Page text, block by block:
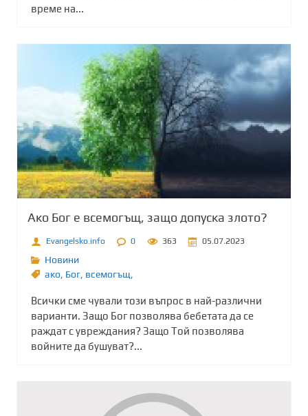
време на...
Ако Бог е всемогъщ, защо допуска злото?
Evangelsko.info 0 363 05.07.2023
Новини
ако Бог всемогъщ,
Всички сме чували този въпрос в най-различни
варианти. Защо Бог позволява бебетата да се
раждат с увреждания? Защо Той позволява
войните да бушуват?...